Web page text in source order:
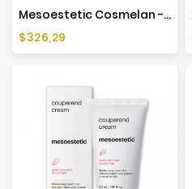
Mesoestetic Cosmelan - Zestaw Depigmentacyjny - Nowa Formuła
Cena
$326,29